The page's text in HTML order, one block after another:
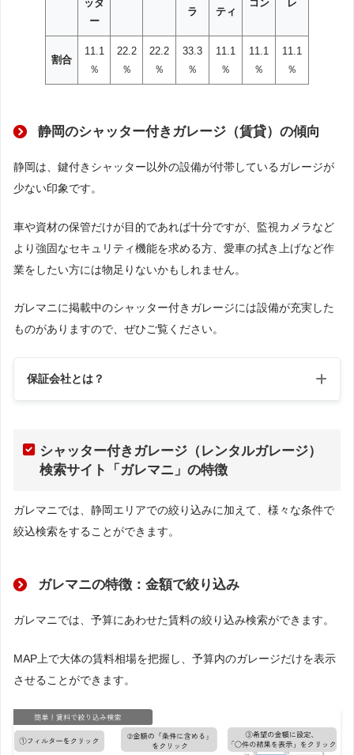
ッタ
ー
ラ
ティ
コン
レ
割合
11.1
％
22.2
％
22.2
％
33.3
％
11.1
％
11.1
％
11.1
％
静岡のシャッター付きガレージ（賃貸）の傾向
静岡は、鍵付きシャッター以外の設備が付帯しているガレージが
少ない印象です。
車や資材の保管だけが目的であれば十分ですが、監視カメラなど
より強固なセキュリティ機能を求める方、愛車の拭き上げなど作
業をしたい方には物足りないかもしれません。
ガレマニに掲載中のシャッター付きガレージには設備が充実した
ものがありますので、ぜひご覧ください。
保証会社とは？
シャッター付きガレージ（レンタルガレージ）
検索サイト「ガレマニ」の特徴
ガレマニでは、静岡エリアでの絞り込みに加えて、様々な条件で
絞込検索をすることができます。
ガレマニの特徴：金額で絞り込み
ガレマニでは、予算にあわせた賃料の絞り込み検索ができます。
MAP上で大体の賃料相場を把握し、予算内のガレージだけを表示
させることができます。